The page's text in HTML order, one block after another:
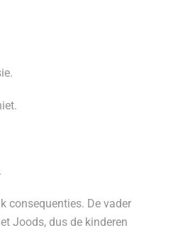
consequenties. De vader
Joods, dus de kinderen